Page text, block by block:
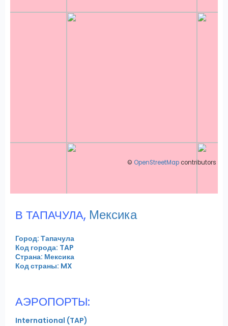
© OpenStreetMap contributors
В ТАПАЧУЛА, Мексика
Город: Тапачула
Код города: TAP
Страна: Мексика
Код страны: MX
АЭРОПОРТЫ:
International (TAP)